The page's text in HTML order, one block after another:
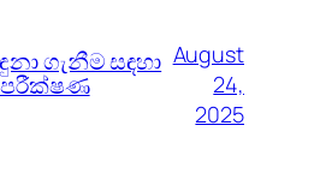
ගැනීම සඳහා August
24,
2025